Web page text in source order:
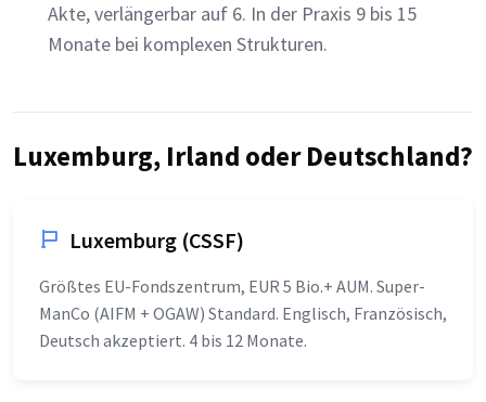
Akte, verlängerbar auf 6. In der Praxis 9 bis 15
Monate bei komplexen Strukturen.
Luxemburg, Irland oder Deutschland?
Luxemburg (CSSF)
Größtes EU-Fondszentrum, EUR 5 Bio.+ AUM. Super-
ManCo (AIFM + OGAW) Standard. Englisch, Französisch,
Deutsch akzeptiert. 4 bis 12 Monate.